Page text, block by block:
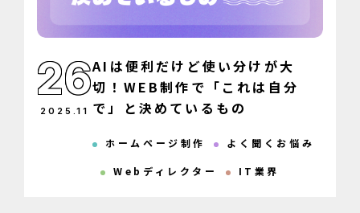
26
2025 .11
AIは便利だけど使い分けが大
切！WEB制作で「これは自分
で」と決めているもの
ホームページ制作 よく聞くお悩み
Webディレクター IT業界